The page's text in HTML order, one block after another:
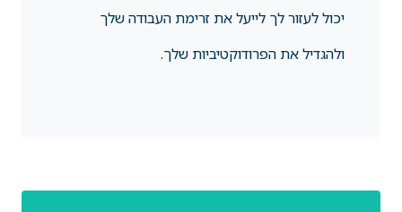
יכול לעזור לך לייעל את זרימת העבודה שלך
ולהגדיל את הפרודוקטיביות שלך.